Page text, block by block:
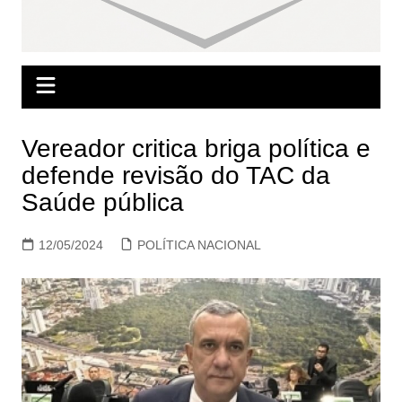
Vereador critica briga política e
defende revisão do TAC da
Saúde pública
12/05/2024 POLÍTICA NACIONAL